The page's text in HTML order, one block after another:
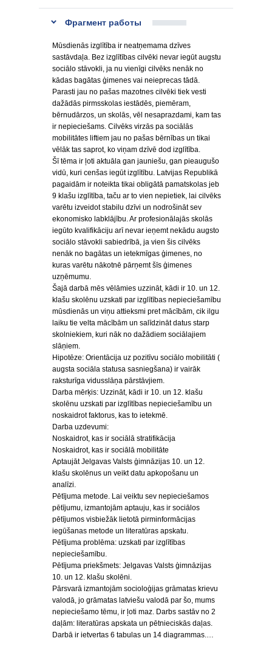
Фрагмент работы
Mūsdienās izglītība ir neatņemama dzīves
sastāvdaļa. Bez izglītības cilvēki nevar iegūt augstu
sociālo stāvokli, ja nu vienīgi cilvēks nenāk no
kādas bagātas ģimenes vai neieprecas tādā.
Parasti jau no pašas mazotnes cilvēki tiek vesti
dažādās pirmsskolas iestādēs, piemēram,
bērnudārzos, un skolās, vēl nesaprazdami, kam tas
ir nepieciešams. Cilvēks virzās pa sociālās
mobilitātes liftiem jau no pašas bērnības un tikai
vēlāk tas saprot, ko viņam dzīvē dod izglītība.
Šī tēma ir ļoti aktuāla gan jauniešu, gan pieaugušo
vidū, kuri cenšas iegūt izglītību. Latvijas Republikā
pagaidām ir noteikta tikai obligātā pamatskolas jeb
9 klašu izglītība, taču ar to vien nepietiek, lai cilvēks
varētu izveidot stabilu dzīvi un nodrošināt sev
ekonomisko labklājību. Ar profesionālajās skolās
iegūto kvalifikāciju arī nevar ieņemt nekādu augsto
sociālo stāvokli sabiedrībā, ja vien šis cilvēks
nenāk no bagātas un ietekmīgas ģimenes, no
kuras varētu nākotnē pārņemt šīs ģimenes
uzņēmumu.
Šajā darbā mēs vēlāmies uzzināt, kādi ir 10. un 12.
klašu skolēnu uzskati par izglītības nepieciešamību
mūsdienās un viņu attieksmi pret mācībām, cik ilgu
laiku tie velta mācībām un salīdzināt datus starp
skolniekiem, kuri nāk no dažādiem sociālajiem
slāņiem.
Hipotēze: Orientācija uz pozitīvu sociālo mobilitāti (
augsta sociāla statusa sasniegšana) ir vairāk
raksturīga vidusslāņa pārstāvjiem.
Darba mērķis: Uzzināt, kādi ir 10. un 12. klašu
skolēnu uzskati par izglītības nepieciešamību un
noskaidrot faktorus, kas to ietekmē.
Darba uzdevumi:
Noskaidrot, kas ir sociālā stratifikācija
Noskaidrot, kas ir sociālā mobilitāte
Aptaujāt Jelgavas Valsts ģimnāzijas 10. un 12.
klašu skolēnus un veikt datu apkopošanu un
analīzi.
Pētījuma metode. Lai veiktu sev nepieciešamos
pētījumu, izmantojām aptauju, kas ir sociālos
pētījumos visbiežāk lietotā pirminformācijas
iegūšanas metode un literatūras apskatu.
Pētījuma problēma: uzskati par izglītības
nepieciešamību.
Pētījuma priekšmets: Jelgavas Valsts ģimnāzijas
10. un 12. klašu skolēni.
Pārsvarā izmantojām socioloģijas grāmatas krievu
valodā, jo grāmatas latviešu valodā par šo, mums
nepieciešamo tēmu, ir ļoti maz. Darbs sastāv no 2
daļām: literatūras apskata un pētnieciskās daļas.
Darbā ir ietvertas 6 tabulas un 14 diagrammas.…